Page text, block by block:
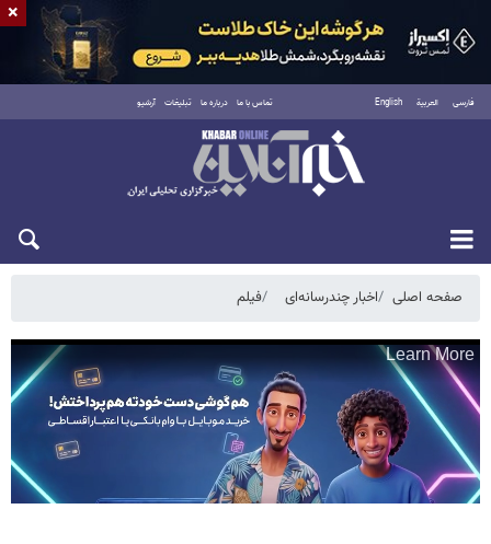
فارسی العربية English تماس با ما درباره ما تبلیغات آرشیو
جمعه ۱۶ مرداد ۱۴۰۵
صفحه اصلی اخبار چندرسانه‌ای فیلم
×